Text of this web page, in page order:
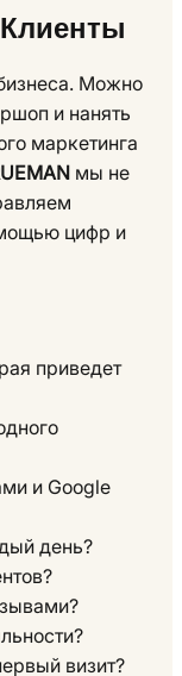
Можно
и нанять
маркетинга
мы не
цифр и
приведет
и Google
день?
визит?